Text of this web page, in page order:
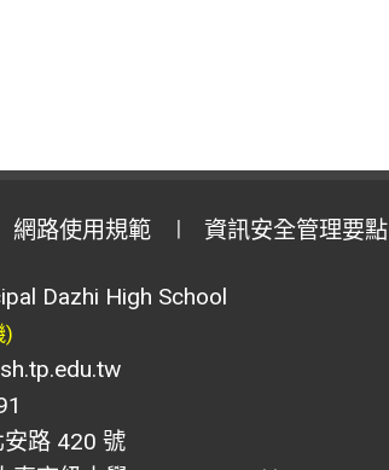
網路使用規範 資訊安全管理要點
Dazhi High School
)
路 420 號